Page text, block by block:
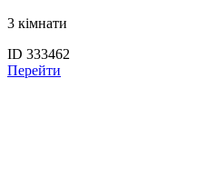
3 кімнати
ID 333462
Перейти